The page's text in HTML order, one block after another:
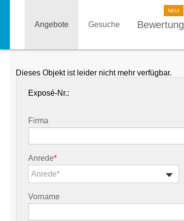
Angebote Gesuche Bewertung
Dieses Objekt ist leider nicht mehr verfügbar.
Exposé-Nr.:
Firma
Anrede*
Anrede*
Vorname